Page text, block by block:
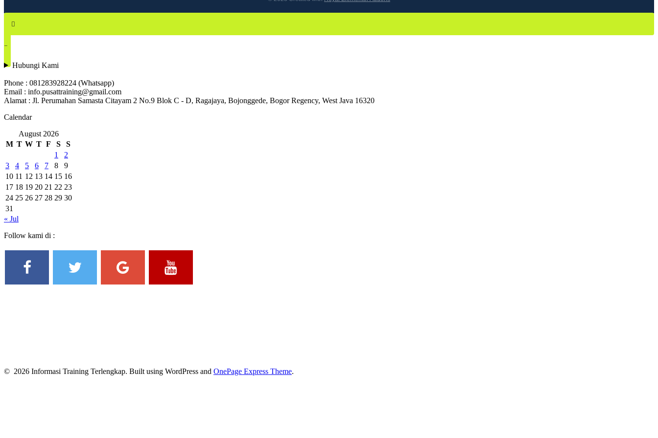
Hubungi Kami
Phone : 081283928224 (Whatsapp)
Email : info.pusattraining@gmail.com
Alamat : Jl. Perumahan Samasta Citayam 2 No.9 Blok C - D, Ragajaya, Bojonggede, Bogor Regency, West Java 16320
Calendar
August 2026
M T W T F S
S
1
2
3
4 5 6 7 8
9
10 11 12 13 14 15 16
17 18 19 20 21 22 23
24 25 26 27 28 29 30
31
« Jul
Follow kami di :
© 2026 Informasi Training Terlengkap. Built using WordPress and OnePage Express Theme.